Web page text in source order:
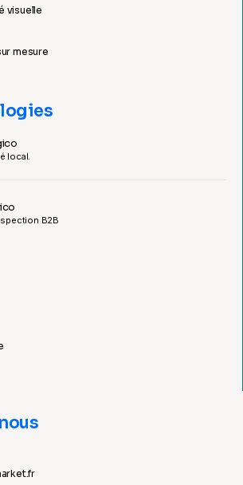
visuelle
mesure
local.
B2B